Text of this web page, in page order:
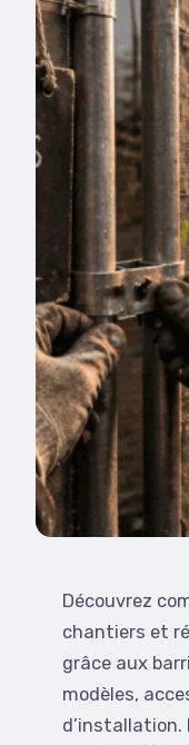
Découvrez
chantiers et
grâce aux
modèles,
d’installation.